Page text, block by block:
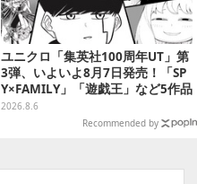
ユニクロ「集英社100周年UT」第
3弾、いよいよ8月7日発売！「SP
Y×FAMILY」「遊戯王」など5作品
をデザイン
2026.8.6
Recommended by